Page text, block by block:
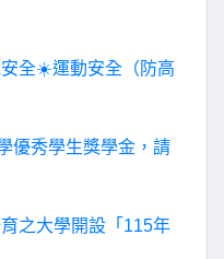
全☀️運動安全（防高
優秀學生獎學金，請
之大學開設「115年